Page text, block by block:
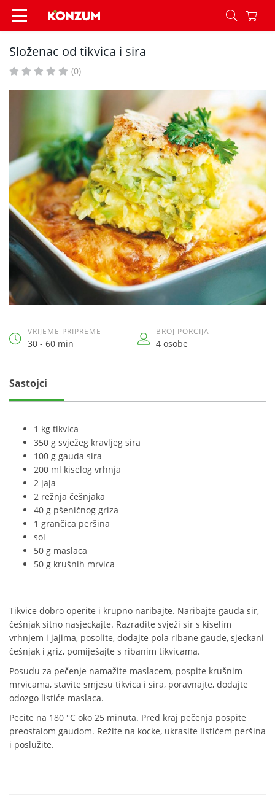
Složenac od tikvica i sira - Recepti - Konzum
Složenac od tikvica i sira
(0)
VRIJEME PRIPREME
30 - 60 min
BROJ PORCIJA
4 osobe
Sastojci
1 kg tikvica
350 g svježeg kravljeg sira
100 g gauda sira
200 ml kiselog vrhnja
2 jaja
2 režnja češnjaka
40 g pšeničnog griza
1 grančica peršina
sol
50 g maslaca
50 g krušnih mrvica
Tikvice dobro operite i krupno naribajte. Naribajte gauda sir,
češnjak sitno nasjeckajte. Razradite svježi sir s kiselim
vrhnjem i jajima, posolite, dodajte pola ribane gaude, sjeckani
češnjak i griz, pomiješajte s ribanim tikvicama.
Posudu za pečenje namažite maslacem, pospite krušnim
mrvicama, stavite smjesu tikvica i sira, poravnajte, dodajte
odozgo listiće maslaca.
Pecite na 180 °C oko 25 minuta. Pred kraj pečenja pospite
preostalom gaudom. Režite na kocke, ukrasite listićem peršina
i poslužite.